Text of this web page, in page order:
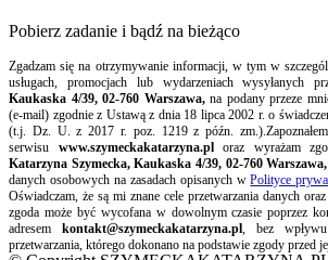
Pobierz zadanie i bądź na bieżąco
Zgadzam się na otrzymywanie informacji, w tym w
usługach, promocjach lub wydarzeniach wysyłanych
Kaukaska 4/39, 02-760 Warszawa, na podany przeze
(e-mail) zgodnie z Ustawą z dnia 18 lipca 2002 r. o
(t.j. Dz. U. z 2017 r. poz. 1219 z późn.
serwisu www.szymeckakatarzyna.ploraz wyrażam
Katarzyna Szymecka, Kaukaska 4/39, 02-760 Warszawa,
danych osobowych na zasadach opisanych wPolityce
Oświadczam, że są mi znane cele przetwarzania danych
zgoda może być wycofana w dowolnym czasie poprzez
adresem kontakt@szymeckakatarzyna.pl, bez
przetwarzania, którego dokonano na podstawie zgody przed